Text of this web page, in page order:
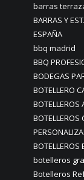
barras
BARRAS Y
ESPAÑA
bbq madrid
BBQ
BODEGAS
BOTELLERO
BOTELLEROS
BOTELLEROS
BOTELLEROS
botelleros
Botelleros